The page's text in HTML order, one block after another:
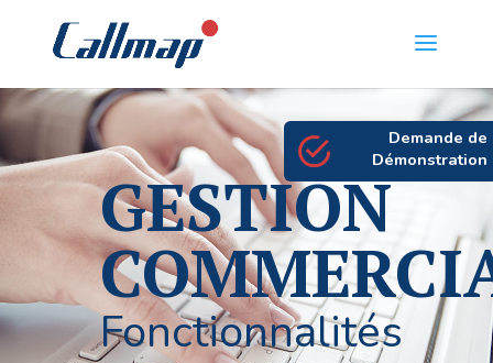
GESTION
Fonctionnalités
Demande de
Démonstration